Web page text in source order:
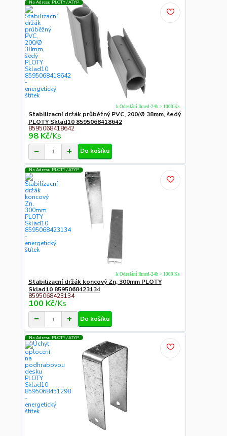
Na Adresu PLOTY / ATYP
Stabilizacní držák průběžný PVC, 200/Ø 38mm, šedý
PLOTY Sklad10 8595068418642
8595068418642
98 Kč/Ks
k Odeslání Ihned-24h > 1000 Ks
Do košíku
Na Adresu PLOTY / ATYP
Stabilizacní držák koncový Zn, 300mm PLOTY
Sklad10 8595068423134
8595068423134
100 Kč/Ks
k Odeslání Ihned-24h > 1000 Ks
Do košíku
Na Adresu PLOTY / ATYP